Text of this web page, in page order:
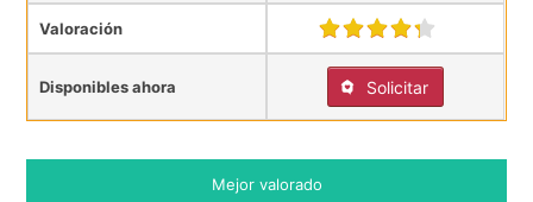
Valoración
Disponibles ahora Solicitar
Mejor valorado